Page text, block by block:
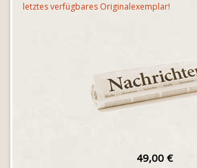
letztes verfügbares Originalexemplar!
49,00 €